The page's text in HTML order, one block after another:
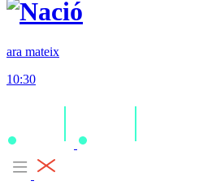
ara mateix
10:30